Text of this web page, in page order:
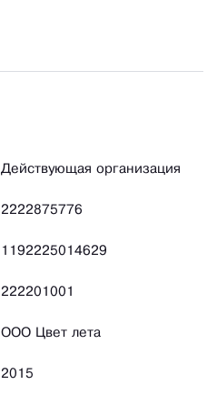
Действующая организация
2222875776
1192225014629
222201001
ООО Цвет лета
2015